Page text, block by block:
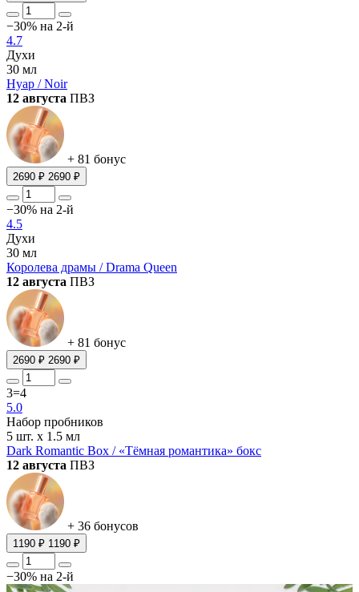
−30% на 2-й
4.7
Духи
30 мл
Нуар / Noir
12 августа ПВЗ
+ 81 бонус
2690 ₽ 2690 ₽
−30% на 2-й
4.5
Духи
30 мл
Королева драмы / Drama Queen
12 августа ПВЗ
+ 81 бонус
2690 ₽ 2690 ₽
3=4
5.0
Набор пробников
5 шт. х 1.5 мл
Dark Romantic Box / «Тёмная романтика» бокс
12 августа ПВЗ
+ 36 бонусов
1190 ₽ 1190 ₽
−30% на 2-й